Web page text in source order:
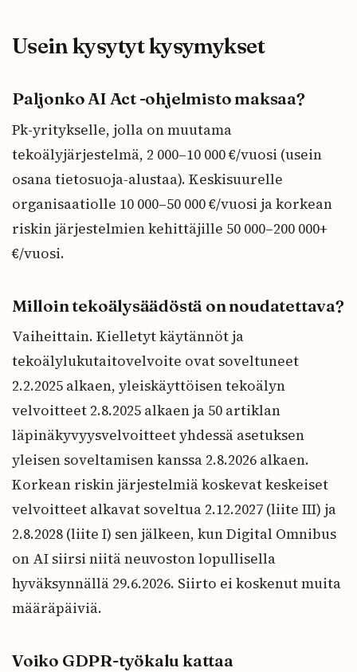
Usein kysytyt kysymykset
Paljonko AI Act -ohjelmisto maksaa?
Pk-yritykselle, jolla on muutama
tekoälyjärjestelmä, 2 000–10 000 €/vuosi (usein
osana tietosuoja-alustaa). Keskisuurelle
organisaatiolle 10 000–50 000 €/vuosi ja korkean
riskin järjestelmien kehittäjille 50 000–200 000+
€/vuosi.
Milloin tekoälysäädöstä on noudatettava?
Vaiheittain. Kielletyt käytännöt ja
tekoälylukutaitovelvoite ovat soveltuneet
2.2.2025 alkaen, yleiskäyttöisen tekoälyn
velvoitteet 2.8.2025 alkaen ja 50 artiklan
läpinäkyvyysvelvoitteet yhdessä asetuksen
yleisen soveltamisen kanssa 2.8.2026 alkaen.
Korkean riskin järjestelmiä koskevat keskeiset
velvoitteet alkavat soveltua 2.12.2027 (liite III) ja
2.8.2028 (liite I) sen jälkeen, kun Digital Omnibus
on AI siirsi niitä neuvoston lopullisella
hyväksynnällä 29.6.2026. Siirto ei koskenut muita
määräpäiviä.
Voiko GDPR-työkalu kattaa